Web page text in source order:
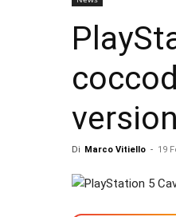
Di Marco Vitiello - 19